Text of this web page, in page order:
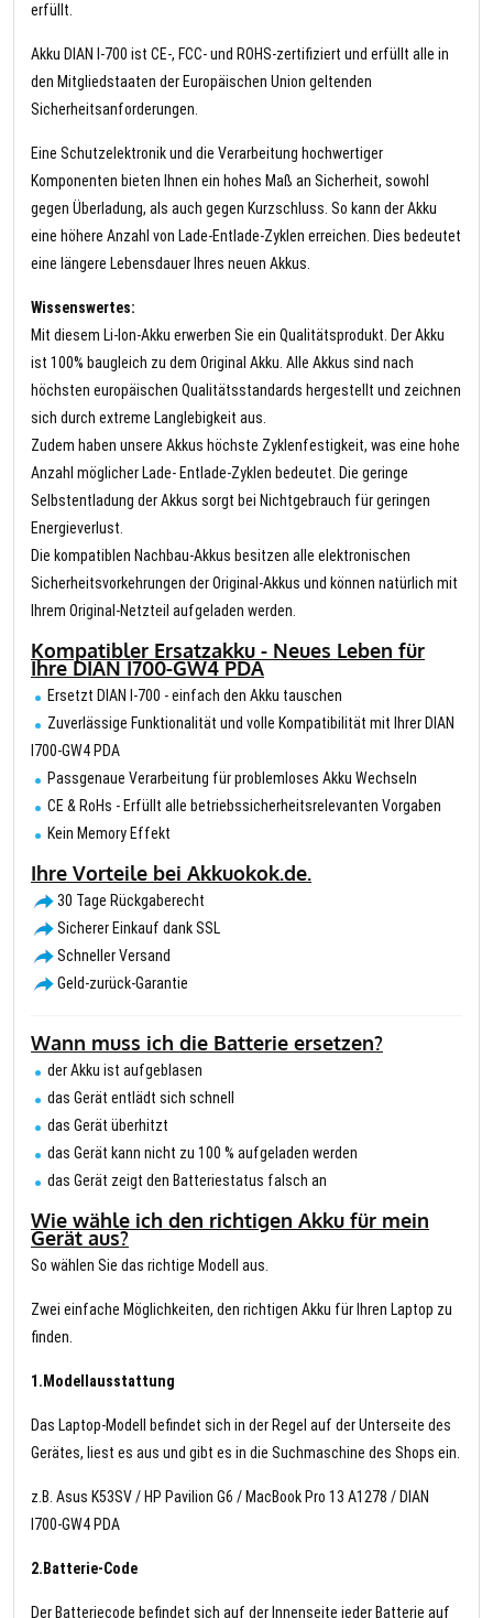
erfüllt.
Akku DIAN I-700 ist CE-, FCC- und ROHS-zertifiziert und erfüllt alle in
den Mitgliedstaaten der Europäischen Union geltenden
Sicherheitsanforderungen.
Eine Schutzelektronik und die Verarbeitung hochwertiger
Komponenten bieten Ihnen ein hohes Maß an Sicherheit, sowohl
gegen Überladung, als auch gegen Kurzschluss. So kann der Akku
eine höhere Anzahl von Lade-Entlade-Zyklen erreichen. Dies bedeutet
eine längere Lebensdauer Ihres neuen Akkus.
Wissenswertes:
Mit diesem Li-Ion-Akku erwerben Sie ein Qualitätsprodukt. Der Akku
ist 100% baugleich zu dem Original Akku. Alle Akkus sind nach
höchsten europäischen Qualitätsstandards hergestellt und zeichnen
sich durch extreme Langlebigkeit aus.
Zudem haben unsere Akkus höchste Zyklenfestigkeit, was eine hohe
Anzahl möglicher Lade- Entlade-Zyklen bedeutet. Die geringe
Selbstentladung der Akkus sorgt bei Nichtgebrauch für geringen
Energieverlust.
Die kompatiblen Nachbau-Akkus besitzen alle elektronischen
Sicherheitsvorkehrungen der Original-Akkus und können natürlich mit
Ihrem Original-Netzteil aufgeladen werden.
Kompatibler Ersatzakku - Neues Leben für
Ihre DIAN I700-GW4 PDA
Ersetzt DIAN I-700 - einfach den Akku tauschen
Zuverlässige Funktionalität und volle Kompatibilität mit Ihrer DIAN
I700-GW4 PDA
Passgenaue Verarbeitung für problemloses Akku Wechseln
CE & RoHs - Erfüllt alle betriebssicherheitsrelevanten Vorgaben
Kein Memory Effekt
Ihre Vorteile bei Akkuokok.de.
30 Tage Rückgaberecht
Sicherer Einkauf dank SSL
Schneller Versand
Geld-zurück-Garantie
Wann muss ich die Batterie ersetzen?
der Akku ist aufgeblasen
das Gerät entlädt sich schnell
das Gerät überhitzt
das Gerät kann nicht zu 100 % aufgeladen werden
das Gerät zeigt den Batteriestatus falsch an
Wie wähle ich den richtigen Akku für mein
Gerät aus?
So wählen Sie das richtige Modell aus.
Zwei einfache Möglichkeiten, den richtigen Akku für Ihren Laptop zu
finden.
1.Modellausstattung
Das Laptop-Modell befindet sich in der Regel auf der Unterseite des
Gerätes, liest es aus und gibt es in die Suchmaschine des Shops ein.
z.B. Asus K53SV / HP Pavilion G6 / MacBook Pro 13 A1278 / DIAN
I700-GW4 PDA
2.Batterie-Code
Der Batteriecode befindet sich auf der Innenseite jeder Batterie auf